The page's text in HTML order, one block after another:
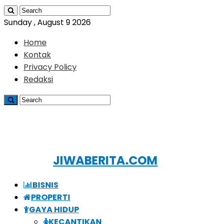
Sunday , August 9 2026
Home
Kontak
Privacy Policy
Redaksi
JIWABERITA.COM
BISNIS
PROPERTI
GAYA HIDUP
KECANTIKAN